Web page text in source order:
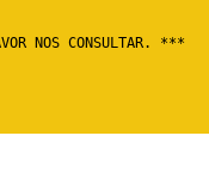
NOS CONSULTAR. ***